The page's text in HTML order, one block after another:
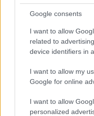
Google consents
I want to allow
related to
device identifiers in
I want to allow my
Google for online
I want to allow
personalized
Brentolie daalt naar 91,82
grondstoffenprijzen
Sanne De Vries · 4 aug 2026